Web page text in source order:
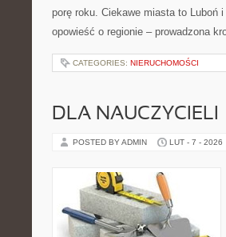
porę roku. Ciekawe miasta to Luboń
opowieść o regionie – prowadzona
CATEGORIES: NIERUCHOMOŚCI
DLA NAUCZYCIELI
POSTED BY ADMIN LUT - 7 - 2026